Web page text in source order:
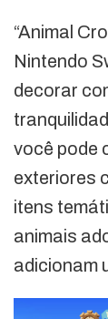
“Animal
Nintendo
decorar
você pode
exteriores
itens
animais
adicionam